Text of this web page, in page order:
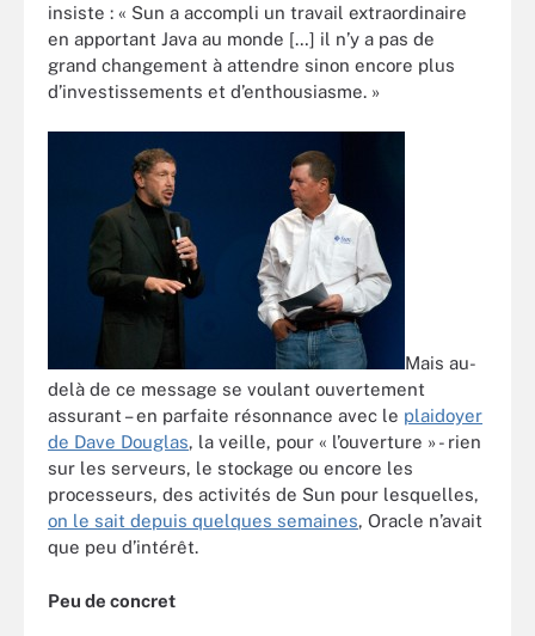
insiste : « Sun a accompli un travail extraordinaire
en apportant Java au monde […] il n’y a pas de
grand changement à attendre sinon encore plus
d’investissements et d’enthousiasme. »
Mais au-
delà de ce message se voulant ouvertement
assurant – en parfaite résonnance avec le plaidoyer
de Dave Douglas, la veille, pour « l’ouverture » - rien
sur les serveurs, le stockage ou encore les
processeurs, des activités de Sun pour lesquelles,
on le sait depuis quelques semaines, Oracle n’avait
que peu d’intérêt.
Peu de concret